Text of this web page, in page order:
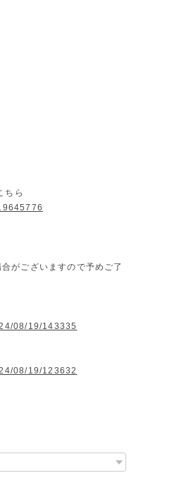
ちら
がございますので予めご了
08/19/143335
08/19/123632